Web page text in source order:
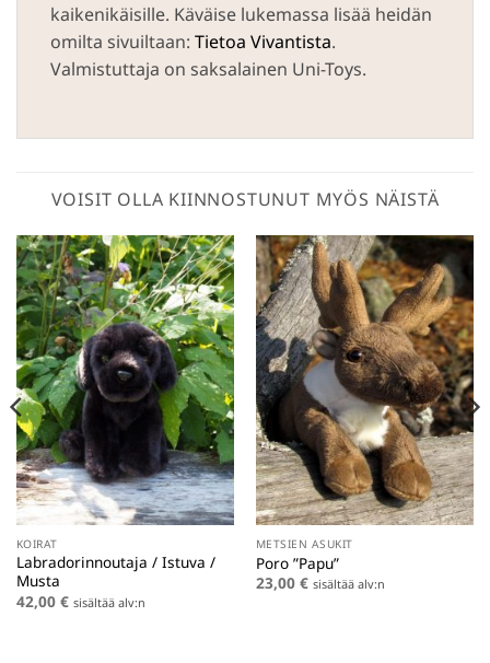
kaikenikäisille. Käväise lukemassa lisää heidän
omilta sivuiltaan: Tietoa Vivantista.
Valmistuttaja on saksalainen Uni-Toys.
VOISIT OLLA KIINNOSTUNUT MYÖS NÄISTÄ
KOIRAT
Labradorinnoutaja / Istuva /
Musta
42,00 € sisältää alv:n
METSIEN ASUKIT
Poro ”Papu”
23,00 € sisältää alv:n